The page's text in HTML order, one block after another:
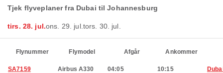
Tjek flyveplaner fra Dubai til Johannesburg
tirs. 28. jul.ons. 29. jul. tors. 30. jul.
Flynummer Flymodel Afgår Ankommer
SA7159 Airbus A330 04:05 10:15